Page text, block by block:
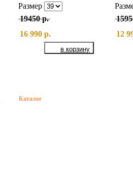
Размер
19450 р.
16 990 р.
12
Каталог